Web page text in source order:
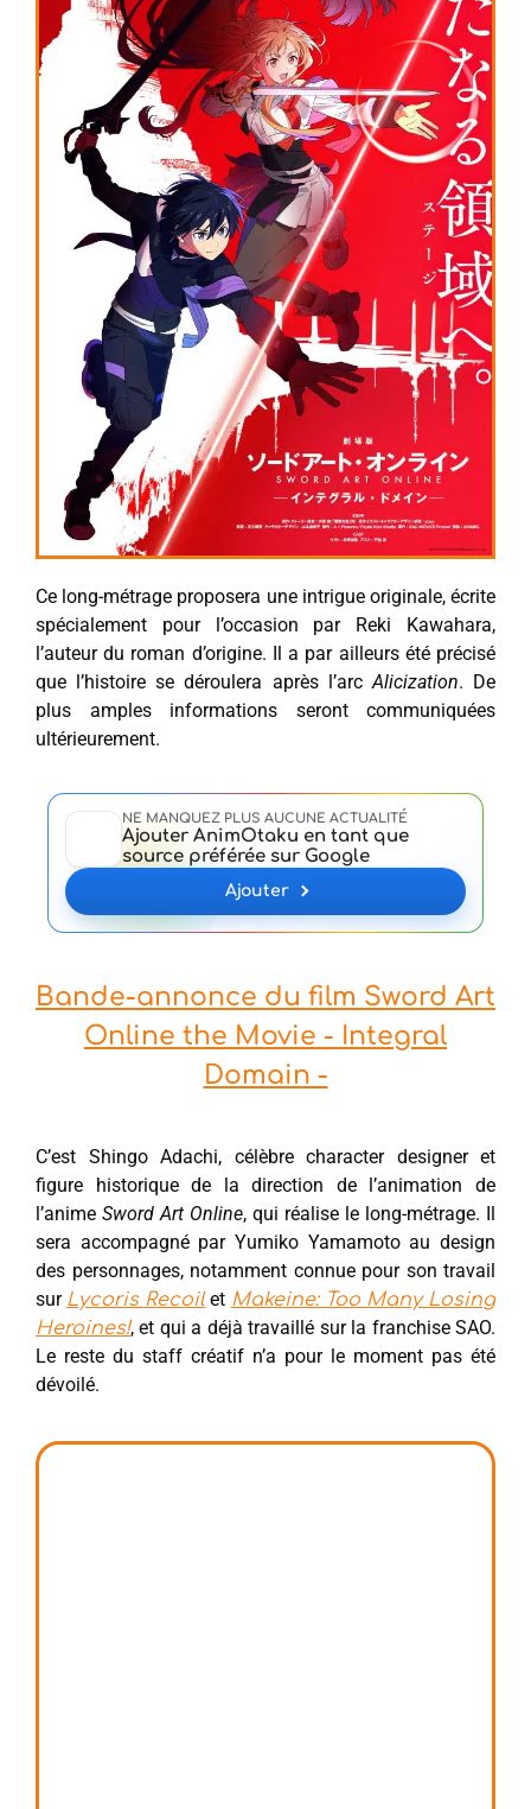
Ce long-métrage proposera une intrigue originale, écrite
spécialement pour l’occasion par Reki Kawahara,
l’auteur du roman d’origine. Il a par ailleurs été précisé
que l’histoire se déroulera après l’arc Alicization. De
plus amples informations seront communiquées
ultérieurement.
NE MANQUEZ PLUS AUCUNE ACTUALITÉ
Ajouter AnimOtaku en tant que
source préférée sur Google
Ajouter
Bande-annonce du film Sword Art
Online the Movie - Integral
Domain -
C’est Shingo Adachi, célèbre character designer et
figure historique de la direction de l’animation de
l’anime Sword Art Online, qui réalise le long-métrage. Il
sera accompagné par Yumiko Yamamoto au design
des personnages, notamment connue pour son travail
sur Lycoris Recoilet Makeine: Too Many Losing
Heroines!, et qui a déjà travaillé sur la franchise SAO.
Le reste du staff créatif n’a pour le moment pas été
dévoilé.